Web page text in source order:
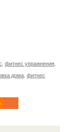
фитнес упражнения
дома фитнес